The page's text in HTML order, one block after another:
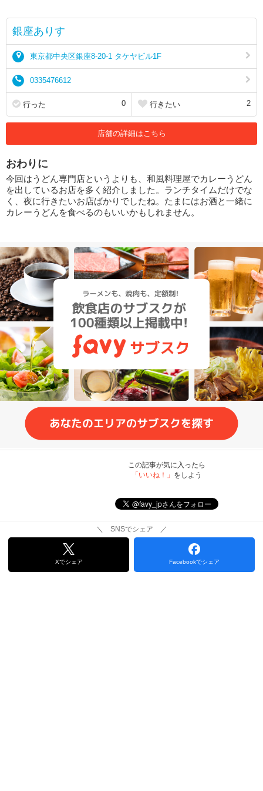
銀座ありす
東京都中央区銀座8-20-1 タケヤビル1F
0335476612
行った 0 行きたい 2
店舗の詳細はこちら
おわりに
今回はうどん専門店というよりも、和風料理屋でカレーうどん
を出しているお店を多く紹介しました。ランチタイムだけでな
く、夜に行きたいお店ばかりでしたね。たまにはお酒と一緒に
カレーうどんを食べるのもいいかもしれません。
この記事が気に入ったら
「いいね！」 をしよう
＼ SNSでシェア ／
Xでシェア Facebookでシェア